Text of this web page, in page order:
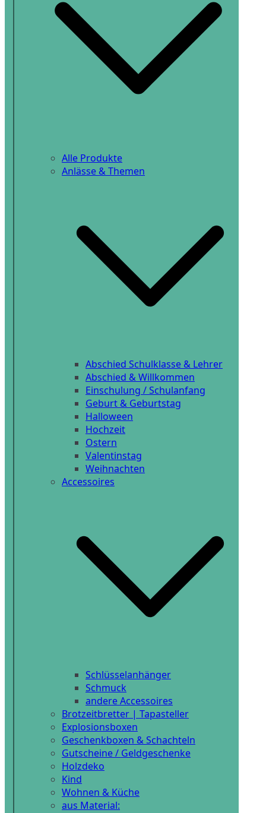
Alle Produkte
Anlässe & Themen
Abschied Schulklasse & Lehrer
Abschied & Willkommen
Einschulung / Schulanfang
Geburt & Geburtstag
Halloween
Hochzeit
Ostern
Valentinstag
Weihnachten
Accessoires
Schlüsselanhänger
Schmuck
andere Accessoires
Brotzeitbretter | Tapasteller
Explosionsboxen
Geschenkboxen & Schachteln
Gutscheine / Geldgeschenke
Holzdeko
Kind
Wohnen & Küche
aus Material: